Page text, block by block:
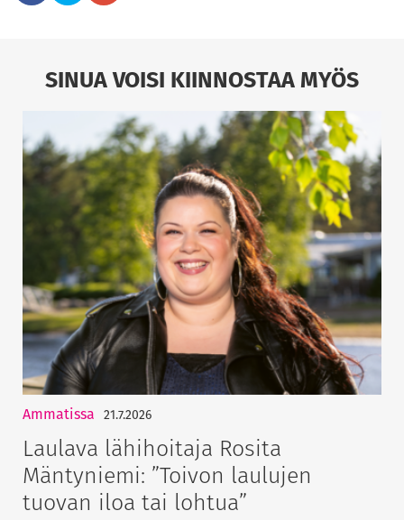
SINUA VOISI KIINNOSTAA MYÖS
Ammatissa 21.7.2026
Laulava lähihoitaja Rosita
Mäntyniemi: ”Toivon laulujen
tuovan iloa tai lohtua”